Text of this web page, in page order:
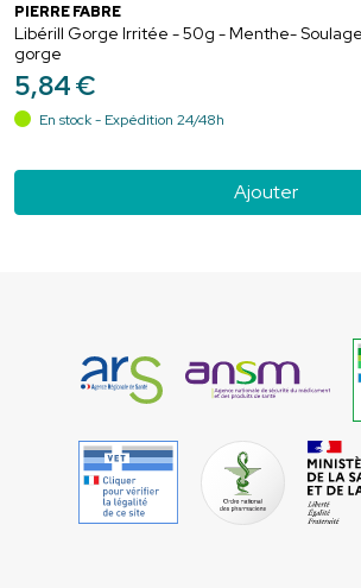
PIERRE FABRE
Libérill Gorge Irritée - 50g - Menthe-
gorge
5,84€
En stock - Expédition 24/48h
Ajouter